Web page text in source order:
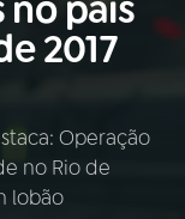
2017
Operação
no Rio de
lobão